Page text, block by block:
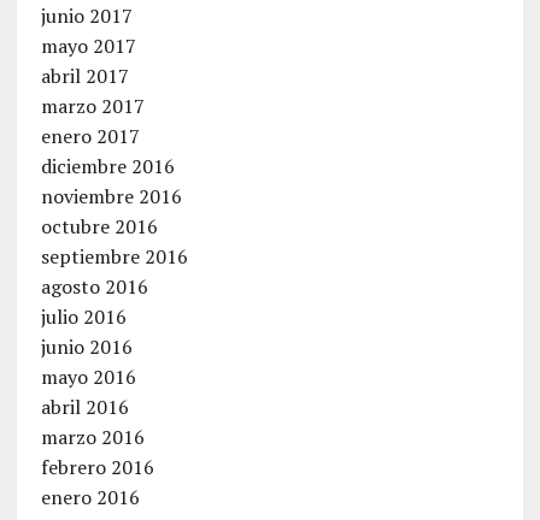
junio 2017
mayo 2017
abril 2017
marzo 2017
enero 2017
diciembre 2016
noviembre 2016
octubre 2016
septiembre 2016
agosto 2016
julio 2016
junio 2016
mayo 2016
abril 2016
marzo 2016
febrero 2016
enero 2016